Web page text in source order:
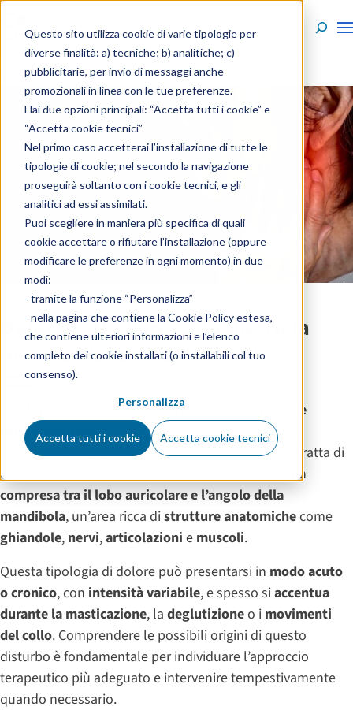
Questo sito utilizza cookie di varie tipologie per
diverse finalità: a) tecniche; b) analitiche; c)
pubblicitarie, per invio di messaggi anche
promozionali in linea con le tue preferenze.
Hai due opzioni principali: “Accetta tutti i cookie” e
“Accetta cookie tecnici”
Nel primo caso accetterai l’installazione di tutte le
tipologie di cookie; nel secondo la navigazione
proseguirà soltanto con i cookie tecnici, e gli
analitici ad essi assimilati.
Puoi scegliere in maniera più specifica di quali
cookie accettare o rifiutare l’installazione (oppure
modificare le preferenze in ogni momento) in due
modi:
- tramite la funzione “Personalizza”
- nella pagina che contiene la Cookie Policy estesa,
che contiene ulteriori informazioni e l’elenco
completo dei cookie installati (o installabili col tuo
consenso).
Personalizza
Accetta tutti i cookie Accetta cookie tecnici
»Enciclopedia Sintomi
Dolore sotto l’orecchio dietro la
mandibola: cause e rimedi
Dolore sotto l’orecchio dietro la
mandibola: cause e rimedi
Sintomi
dolore localizzato sotto l’orecchio
regione
retromandibolare
, è un sintomo che può generare
preoccupazione e disagio nella vita quotidiana. Si tratta di
una manifestazione dolorosa che coinvolge la
zona
compresa tra il lobo auricolare e l’angolo della
mandibola, un’area ricca distrutture anatomichecome
ghiandole, nervi,articolazioni e muscoli.
Questa tipologia di dolore può presentarsi in modo acuto
o cronico, con intensità variabile, e spesso siaccentua
durante la masticazione, la deglutizioneo i movimenti
del collo. Comprendere le possibili origini di questo
disturbo è fondamentale per individuare l’approccio
terapeutico più adeguato e intervenire tempestivamente
quando necessario.